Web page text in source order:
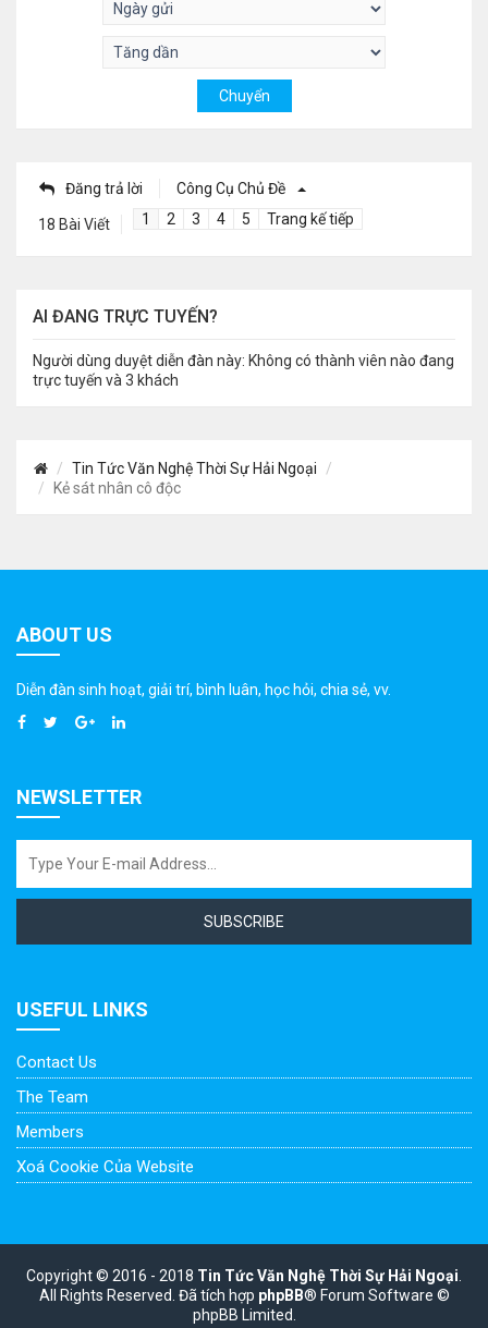
Đăng trả lời Công Cụ Chủ Đề
18 Bài Viết 1 2 3 4 5 Trang kế tiếp
AI ĐANG TRỰC TUYẾN?
Người dùng duyệt diễn đàn này: Không có thành viên nào đang
trực tuyến và 3 khách
Tin Tức Văn Nghệ Thời Sự Hải Ngoại
Kẻ sát nhân cô độc
ABOUT US
Diễn đàn sinh hoạt, giải trí, bình luân, học hỏi, chia sẻ, vv.
NEWSLETTER
SUBSCRIBE
USEFUL LINKS
Contact Us
The Team
Members
Xoá Cookie Của Website
Copyright © 2016 - 2018 Tin Tức Văn Nghệ Thời Sự Hải Ngoại
All Rights Reserved. Đã tích hợp phpBB® Forum Software ©
phpBB Limited.